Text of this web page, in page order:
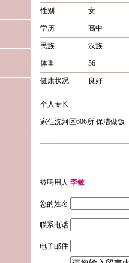
性别 女
学历 高中
民族 汉族
体重 56
健康状况 良好
个人专长
家住沈河区606所 保洁做饭
被聘用人 李敏
您的姓名
联系电话
电子邮件